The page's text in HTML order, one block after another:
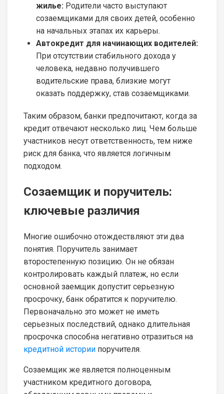
жилье: Родители часто выступают
созаемщиками для своих детей, особенно
на начальных этапах их карьеры.
Автокредит для начинающих водителей:
При отсутствии стабильного дохода у
человека, недавно получившего
водительские права, близкие могут
оказать поддержку, став созаемщиками.
Таким образом, банки предпочитают, когда за
кредит отвечают несколько лиц. Чем больше
участников несут ответственность, тем ниже
риск для банка, что является логичным
подходом.
Созаемщик и поручитель:
ключевые различия
Многие ошибочно отождествляют эти два
понятия. Поручитель занимает
второстепенную позицию. Он не обязан
контролировать каждый платеж, но если
основной заемщик допустит серьезную
просрочку, банк обратится к поручителю.
Первоначально это может не иметь
серьезных последствий, однако длительная
просрочка способна негативно отразиться на
кредитной истории поручителя.
Созаемщик же является полноценным
участником кредитного договора,